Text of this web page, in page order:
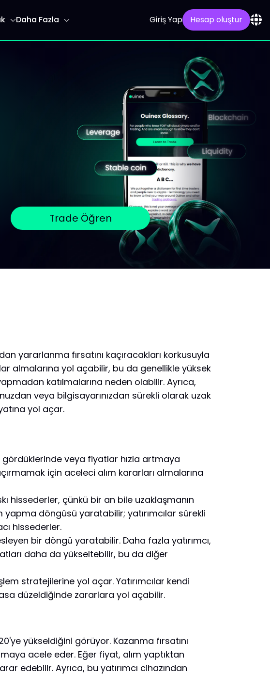
Daha Fazla Giriş Yap Hesap oluştur
Trade Öğren
yararlanma fırsatını kaçıracakları korkusuyla
almalarına yol açabilir, bu da genellikle yüksek
katılmalarına neden olabilir. Ayrıca,
veya bilgisayarınızdan sürekli olarak uzak
yol açar.
gördüklerinde veya fiyatlar hızla artmaya
için aceleci alım kararları almalarına
hissederler, çünkü bir an bile uzaklaşmanın
yapma döngüsü yaratabilir; yatırımcılar sürekli
hissederler.
bir döngü yaratabilir. Daha fazla yatırımcı,
daha da yükseltebilir, bu da diğer
stratejilerine yol açar. Yatırımcılar kendi
düzeldiğinde zararlara yol açabilir.
yükseldiğini görüyor. Kazanma fırsatını
acele eder. Eğer fiyat, alım yaptıktan
edebilir. Ayrıca, bu yatırımcı cihazından